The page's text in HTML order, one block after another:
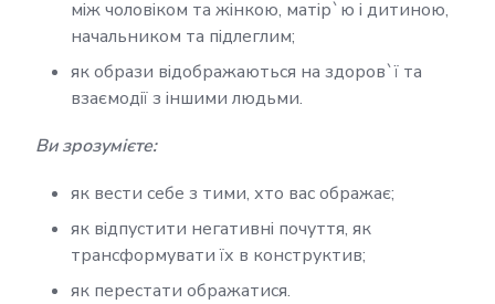
між чоловіком та жінкою, матір`ю і дитиною,
начальником та підлеглим;
як образи відображаються на здоров`ї та
взаємодії з іншими людьми.
Ви зрозумієте:
як вести себе з тими, хто вас ображає;
як відпустити негативні почуття, як
трансформувати їх в конструктив;
як перестати ображатися.